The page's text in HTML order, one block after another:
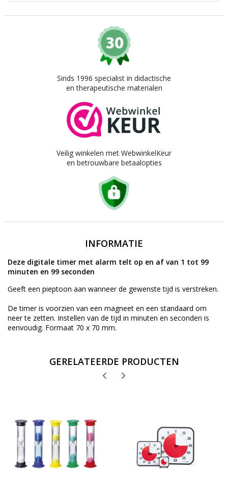
Sinds 1996 specialist in didactische
en therapeutische materialen
Veilig winkelen met WebwinkelKeur
en betrouwbare betaalopties
INFORMATIE
Deze digitale timer met alarm telt op en af van 1 tot 99
minuten en 99 seconden
Geeft een pieptoon aan wanneer de gewenste tijd is verstreken.
De timer is voorzien van een magneet en een standaard om
neer te zetten. Instellen van de tijd in minuten en seconden is
eenvoudig. Formaat 70 x 70 mm.
GERELATEERDE PRODUCTEN